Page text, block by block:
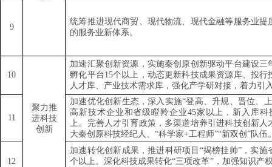
9
统筹推进现代商贸、现代物流、现代金融等服务业提
的服务业新体系。
10
聚力推
进科技
创新
加速汇聚创新资源，实施秦创原创新驱动平台建设三
孵化平台15个以上，动态更新科技成果资源库、投行
人才库、产业技术需求库，强化产学研对接，着力引
11
加速优化创新生态，深入实施“登高、升规、晋位、
高新技术企业和省级瞪羚企业45家以上，新入库科
上。完善人才引育政策，多渠道培养引进科技创新人
大秦创原科技经纪人、“科学家+工程师”“新双创”队伍
12
加速转化创新成果，推进科研项目 “揭榜挂帅”，实施
个以上。深化科技成果转化“三项改革”，加强知识产